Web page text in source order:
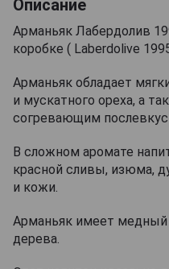
Описание
Арманьяк Лабердолив
коробке ( Laberdolive
Арманьяк обладает
и мускатного ореха, а
согревающим
В сложном аромате
красной сливы, изюма,
и кожи.
Арманьяк имеет медный
дерева.